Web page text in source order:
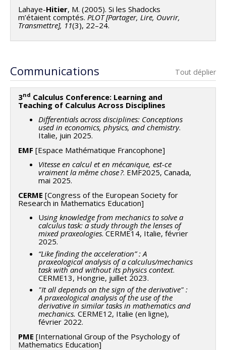
Lahaye-Hitier, M. (2005). Si les Shadocks
m’étaient comptés. PLOT[Partager, Lire, Ouvrir,
Transmettre], 11(3), 22–24.
Communications Tout déplier
3nd Calculus Conference: Learning and
Teaching of Calculus Across Disciplines
Differentials across disciplines: Conceptions
used in economics, physics, and chemistry.
Italie, juin 2025.
EMF [Espace Mathématique Francophone]
Vitesse en calcul et en mécanique, est-ce
vraiment la même chose?. EMF2025, Canada,
mai 2025.
CERME [Congress of the European Society for
Research in Mathematics Education]
Using knowledge from mechanics to solve a
calculus task: a study through the lenses of
mixed praxeologies. CERME14, Italie, février
2025.
“Like finding the acceleration” : A
praxeological analysis of a calculus/mechanics
task with and without its physics context.
CERME13, Hongrie, juillet 2023.
"It all depends on the sign of the derivative" :
A praxeological analysis of the use of the
derivative in similar tasks in mathematics and
mechanics. CERME12, Italie (en ligne),
février 2022.
PME [International Group of the Psychology of
Mathematics Education]